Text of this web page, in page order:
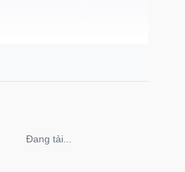
Không thể tải nội dung